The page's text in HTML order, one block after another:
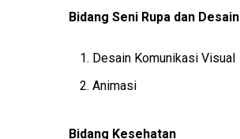
Bidang Seni Rupa dan Desain
Desain Komunikasi Visual
Animasi
Bidang Kesehatan